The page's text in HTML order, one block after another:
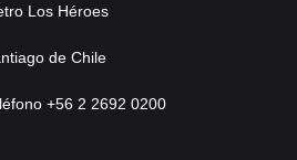
Los Héroes
de Chile
+56 2 2692 0200